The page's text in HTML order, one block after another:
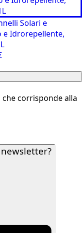
Solari e
e Idrorepellente,
corrisponde alla